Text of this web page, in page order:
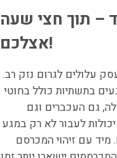
– תוך חצי שעה
אצלכם!
עלולים לגרום נזק רב.
בתשתיות כולל בחוטי
גם העכברים וגם
לעבור לא רק במגע
עם זיהוי המכרסם